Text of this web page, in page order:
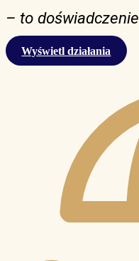
– to doświadczenie
Wyświetl działania